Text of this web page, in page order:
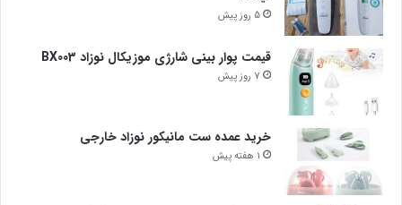
5 روز پیش
قیمت پوار بینی شارژی موزیکال نوزاد BX003
7 روز پیش
خرید عمده ست مانیکور نوزاد خارجی
1 هفته پیش